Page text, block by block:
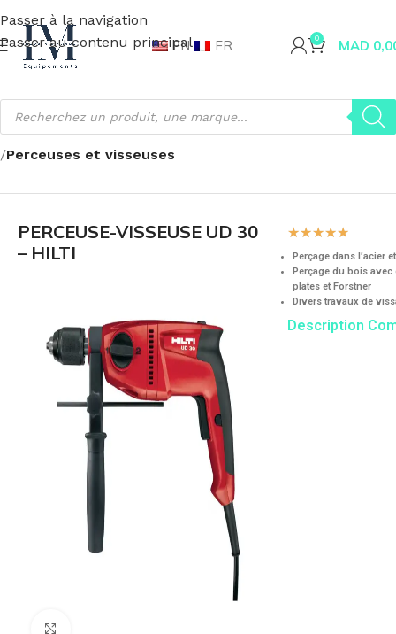
Passer à la navigation
Passer au contenu principal
EN FR 0 MAD
Accueil Fournitures industrielles Outillage Gamme HILTI
Perceuses et visseuses
PERCEUSE-VISSEUSE UD 30
– HILTI
☆☆☆☆☆
Perçage dans l’acier
Perçage du bois avec
plates et Forstner
Divers travaux de
Description